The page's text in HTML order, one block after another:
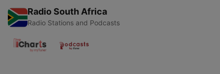
Radio South Africa
Radio Stations and Podcasts